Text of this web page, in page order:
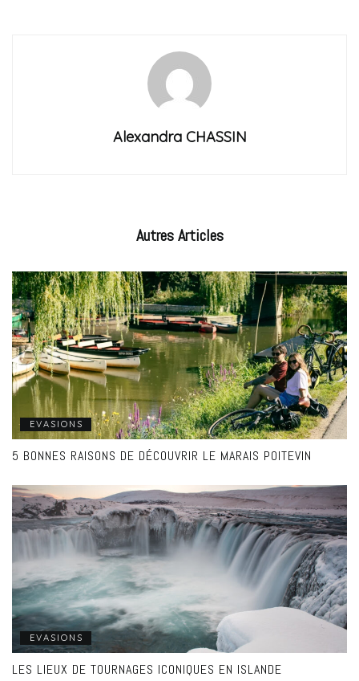
Alexandra CHASSIN
AutresArticles
EVASIONS
5 BONNES RAISONS DE DÉCOUVRIR LE MARAIS POITEVIN
EVASIONS
LES LIEUX DE TOURNAGES ICONIQUES EN ISLANDE